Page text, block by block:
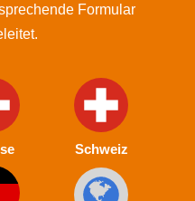
Formular
Schweiz